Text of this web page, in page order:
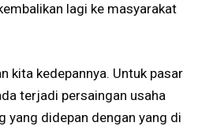
lagi ke masyarakat
kita kedepannya. Untuk pasar
terjadi persaingan usaha
yang didepan dengan yang di